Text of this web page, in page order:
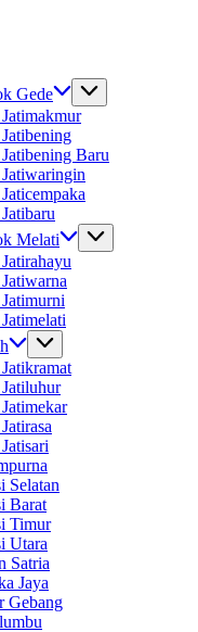
Gede
Baru
Melati
Selatan
Barat
Timur
Utara
Satria
Jaya
Gebang